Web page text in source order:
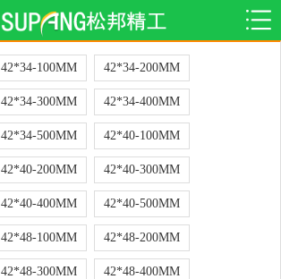
42*34-100MM 42*34-200MM
42*34-300MM 42*34-400MM
42*34-500MM 42*40-100MM
42*40-200MM 42*40-300MM
42*40-400MM 42*40-500MM
42*48-100MM 42*48-200MM
42*48-300MM 42*48-400MM